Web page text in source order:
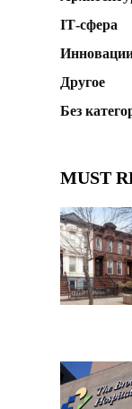
ІТ-сфера
Другое
Без
MUST